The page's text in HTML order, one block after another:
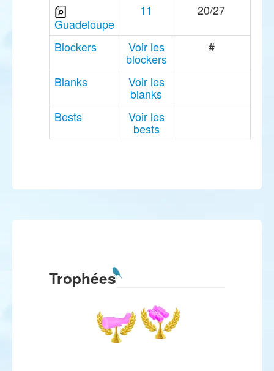
Guadeloupe
11 20/27
Blockers Voir les
blockers
#
Blanks Voir les
blanks
Bests
Voir les
bests
Trophées